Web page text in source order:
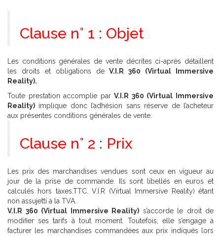
Clause n° 1 : Objet
Les conditions générales de vente décrites ci-après détaillent
les droits et obligations deV.I.R 360 (Virtual Immersive
Reality).
Toute prestation accomplie parV.I.R 360 (Virtual Immersive
Reality) implique donc l’adhésion sans réserve de l’acheteur
aux présentes conditions générales de vente.
Clause n° 2 : Prix
Les prix des marchandises vendues sont ceux en vigueur au
jour de la prise de commande. Ils sont libellés en euros et
calculés hors taxes.TTC. V.I.R (Virtual Immersive Reality) étant
non assujetti à la TVA.
V.I.R 360 (Virtual Immersive Reality) s’accorde le droit de
modifier ses tarifs à tout moment. Toutefois, elle s’engage à
facturer les marchandises commandées aux prix indiqués lors